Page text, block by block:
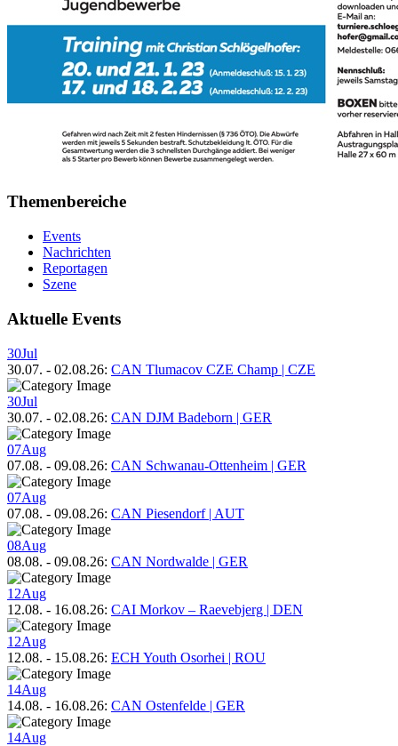
Themenbereiche
Events
Nachrichten
Reportagen
Szene
Aktuelle Events
30Jul
30.07. - 02.08.26: CAN Tlumacov CZE Champ | CZE
30Jul
30.07. - 02.08.26: CAN DJM Badeborn | GER
07Aug
07.08. - 09.08.26: CAN Schwanau-Ottenheim | GER
07Aug
07.08. - 09.08.26: CAN Piesendorf | AUT
08Aug
08.08. - 09.08.26: CAN Nordwalde | GER
12Aug
12.08. - 16.08.26: CAI Morkov – Raevebjerg | DEN
12Aug
12.08. - 15.08.26: ECH Youth Osorhei | ROU
14Aug
14.08. - 16.08.26: CAN Ostenfelde | GER
14Aug